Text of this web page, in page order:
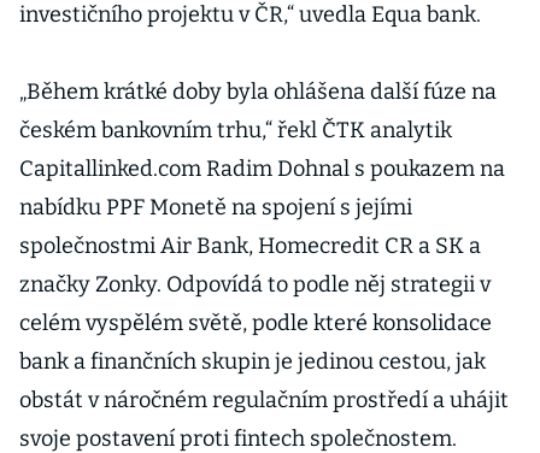
investičního projektu v ČR,“ uvedla Equa bank.
„Během krátké doby byla ohlášena další fúze na
českém bankovním trhu,“ řekl ČTK analytik
Capitallinked.com Radim Dohnal s poukazem na
nabídku PPF Monetě na spojení s jejími
společnostmi Air Bank, Homecredit CR a SK a
značky Zonky. Odpovídá to podle něj strategii v
celém vyspělém světě, podle které konsolidace
bank a finančních skupin je jedinou cestou, jak
obstát v náročném regulačním prostředí a uhájit
svoje postavení proti fintech společnostem.